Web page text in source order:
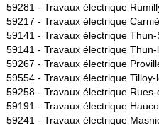
59281 - Travaux électrique
59217 - Travaux électrique
59141 - Travaux électrique
59141 - Travaux électrique
59267 - Travaux électrique
59554 - Travaux électrique
59258 - Travaux électrique
59191 - Travaux électrique
59241 - Travaux électrique